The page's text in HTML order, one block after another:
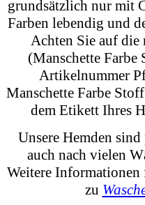
interessante
Hemd einen
es Ihnen, ein echtes
Sie dabei auf
Zusammensetzung
Hemd angegeben ist,
Weitere
Produktionsprozess
zurProduktion
Textildruck